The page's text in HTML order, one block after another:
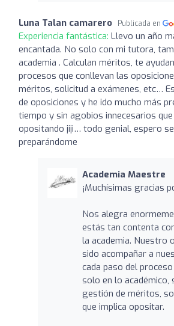
Luna Talan camarero Publicada en
Experiencia fantástica: Llevo un año
encantada. No solo con mi tutora,
academia . Calculan méritos, te
procesos que conllevan las
méritos, solicitud a exámenes, etc…
de oposiciones y he ido mucho más
tiempo y sin agobios innecesarios
opositando jiji… todo genial, espero
preparándome
Academia Maestre
¡Muchísimas gracias
Nos alegra
estás tan contenta
la academia. Nuestro
sido acompañar a
cada paso del
solo en lo académico,
gestión de méritos,
que implica opositar.